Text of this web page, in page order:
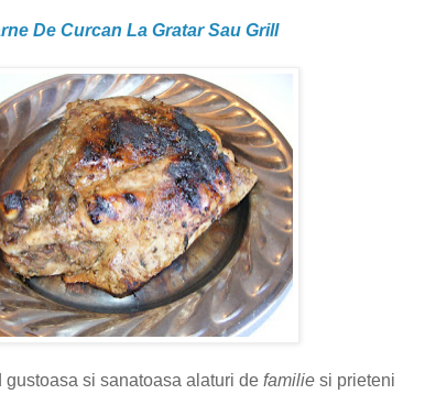
De Curcan La Gratar Sau Grill
gustoasa si sanatoasa alaturi de familie si prieteni